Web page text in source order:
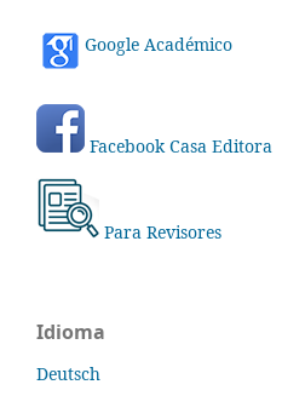
Google Académico
Facebook Casa Editora
Para Revisores
Idioma
Deutsch